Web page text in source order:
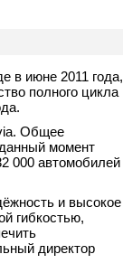
в июне 2011 года,
полного цикла
Общее
момент
000 автомобилей
и высокое
гибкостью,
директор